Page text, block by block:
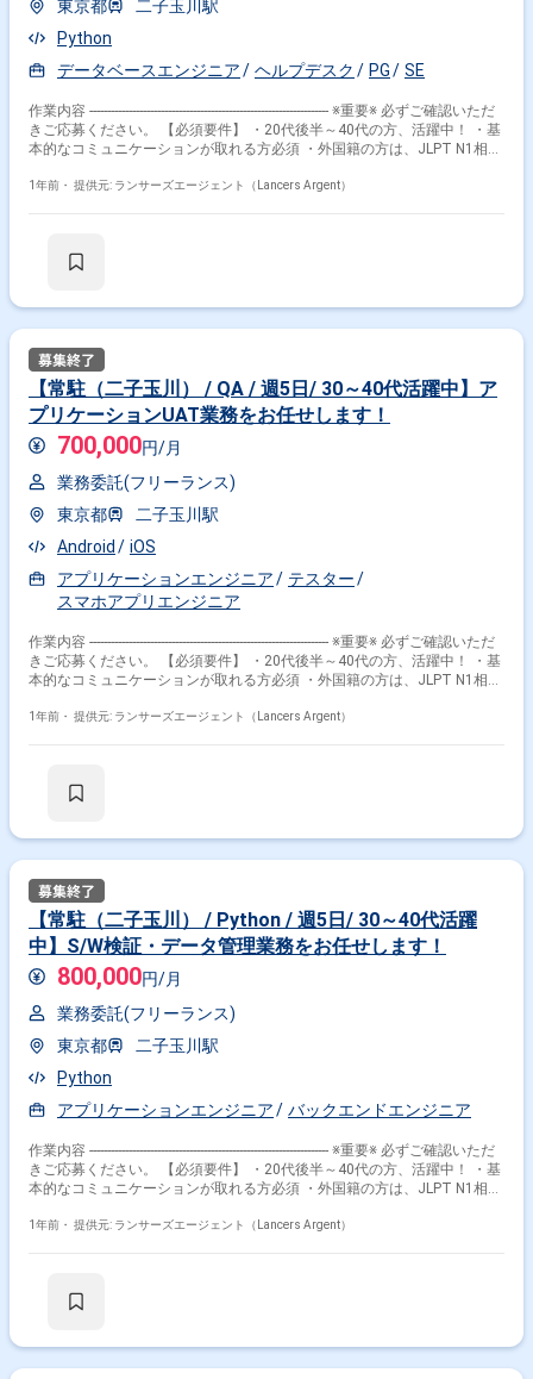
東京都
二子玉川駅
Python
データベースエンジニア
ヘルプデスク PG SE
作業内容 ------------------------------------------------------------------- ※重要※ 必ずご確認いただ
きご応募ください。 【必須要件】 ・20代後半～40代の方、活躍中！ ・基
本的なコミュニケーションが取れる方必須 ・外国籍の方は、JLPT N1相当
（副業不可） ・エンジニア実務経験3年以上必須 ---------------------------------------------
向けシステム開発、システムの運用・ヘルプデスク、IT商品の販売および
データ更新スクリプトの生成を行う。 作業内容 ：検証＋
APIを使用したデータ連携 【環境】 Python 【その他】 作業場所 ：二子
玉川駅徒歩3分 時間 ：9:30～18:30 役割 ：開発担当 PJ体
制 ：P責1名、4名体制 服装 ：ビジネスカジュアル
1年前・ 提供元: ランサーズエージェント（Lancers Argent）
【常駐（二子玉川） / QA / 週5日/ 30～40代活躍中】ア
プリケーションUAT業務をお任せします！
700,000円/月
業務委託(フリーランス)
東京都
二子玉川駅
Android
iOS
アプリケーションエンジニア
テスター
スマホアプリエンジニア
作業内容 ------------------------------------------------------------------- ※重要※ 必ずご確認いただ
きご応募ください。 【必須要件】 ・20代後半～40代の方、活躍中！ ・基
本的なコミュニケーションが取れる方必須 ・外国籍の方は、JLPT N1相当
（副業不可） ・エンジニア実務経験3年以上必須 ---------------------------------------------
向けシステム開発、システムの運用・ヘルプデスク、IT商品の販売および
務 作業内容 ：顧客プロダクトにおける開発支援、改善業務 【その他】 作
業場所 ：二子玉川駅徒歩3分 ※基本出社 稼働時間 ：9:00～18:00 服
装 ：ビジネスカジュアル
1年前・ 提供元: ランサーズエージェント（Lancers Argent）
【常駐（二子玉川） / Python / 週5日/ 30～40代活躍
中】S/W検証・データ管理業務をお任せします！
800,000円/月
業務委託(フリーランス)
東京都
二子玉川駅
Python
アプリケーションエンジニア
バックエンドエンジニア
作業内容 ------------------------------------------------------------------- ※重要※ 必ずご確認いただ
きご応募ください。 【必須要件】 ・20代後半～40代の方、活躍中！ ・基
本的なコミュニケーションが取れる方必須 ・外国籍の方は、JLPT N1相当
（副業不可） ・エンジニア実務経験3年以上必須 ---------------------------------------------
向けシステム開発、システムの運用・ヘルプデスク、IT商品の販売および
1年前・ 提供元: ランサーズエージェント（Lancers Argent）
掛け合わせ条件で絞り込む
特徴で絞り込む
ヘルプデスク × 在宅・リモート
その他の条件で検索する
その他開発言語・スキルから探す
Windows
Java
AWS Azure Oracle Office 365
その他の職種から探す
社内SE
インフラエンジニア
PM